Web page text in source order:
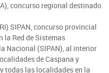
Indígena
concurso regional destinado
SIPAN, concurso provincial
la Red de Sistemas
Nacional (SIPAN), al interior
de Caspana y
todas las localidades en la